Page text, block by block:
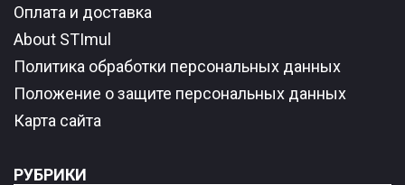
Оплата и доставка
About STImul
Политика обработки персональных данных
Положение о защите персональных данных
Карта сайта
РУБРИКИ